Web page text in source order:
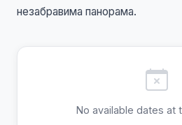
незабравима панорама.
No available dates at